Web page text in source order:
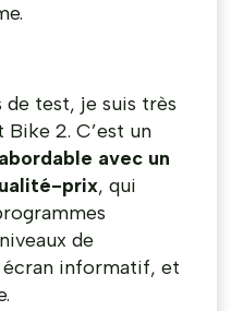
de test, je suis très
2. C’est un
abordable avec un
prix, qui
de
écran informatif, et